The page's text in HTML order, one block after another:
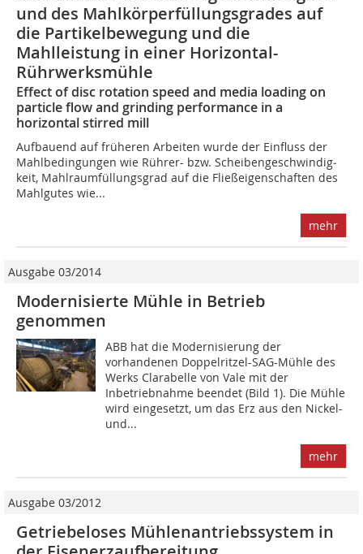
und des Mahl­körperfüllungsgrades auf
die Partikelbewegung und die
Mahlleistung in einer Horizontal-
Rührwerksmühle
Effect of disc rotation speed and media loading on
particle flow and grinding performance in a
horizontal stirred mill
Aufbauend auf früheren Arbeiten wurde der Einfluss der
Mahlbedingungen wie Rührer- bzw. Scheibengeschwindig­
keit, Mahlraumfüllungsgrad auf die Fließeigenschaften des
Mahlgutes wie...
mehr
Ausgabe 03/2014
Modernisierte Mühle in Betrieb
genommen
ABB hat die Modernisierung der
vorhandenen Doppelritzel-SAG-Mühle des
Werks Clarabelle von Vale mit der
Inbetriebnahme beendet (Bild 1). Die Mühle
wird eingesetzt, um das Erz aus den Nickel-
und...
mehr
Ausgabe 03/2012
Getriebeloses Mühlenantriebssystem in